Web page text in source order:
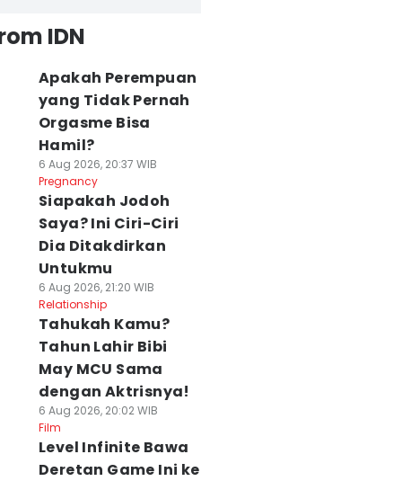
IDN
Apakah Perempuan
yang Tidak Pernah
Orgasme Bisa
Hamil?
6 Aug 2026, 20:37 WIB
Pregnancy
Siapakah Jodoh
Saya? Ini Ciri-Ciri
Dia Ditakdirkan
Untukmu
6 Aug 2026, 21:20 WIB
Relationship
Tahukah Kamu?
Tahun Lahir Bibi
May MCU Sama
dengan Aktrisnya!
6 Aug 2026, 20:02 WIB
Film
Level Infinite Bawa
Deretan Game Ini ke